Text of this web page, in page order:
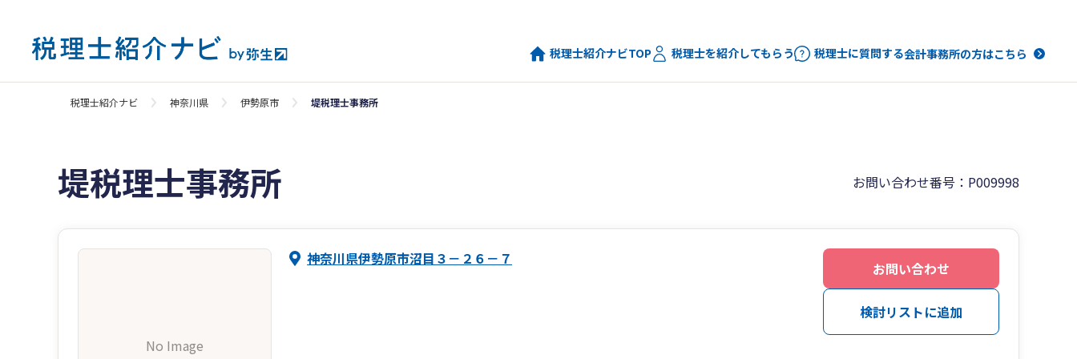
税理士紹介ナビTOP 税理士を紹介してもらう 税理士に質問する会計事務所の方はこちら
税理士紹介ナビ 神奈川県 伊勢原市 堤税理士事務所
堤税理士事務所 お問い合わせ番号：P009998
No Image
神奈川県伊勢原市沼目３－２６－７
お問い合わせ
検討リストに追加